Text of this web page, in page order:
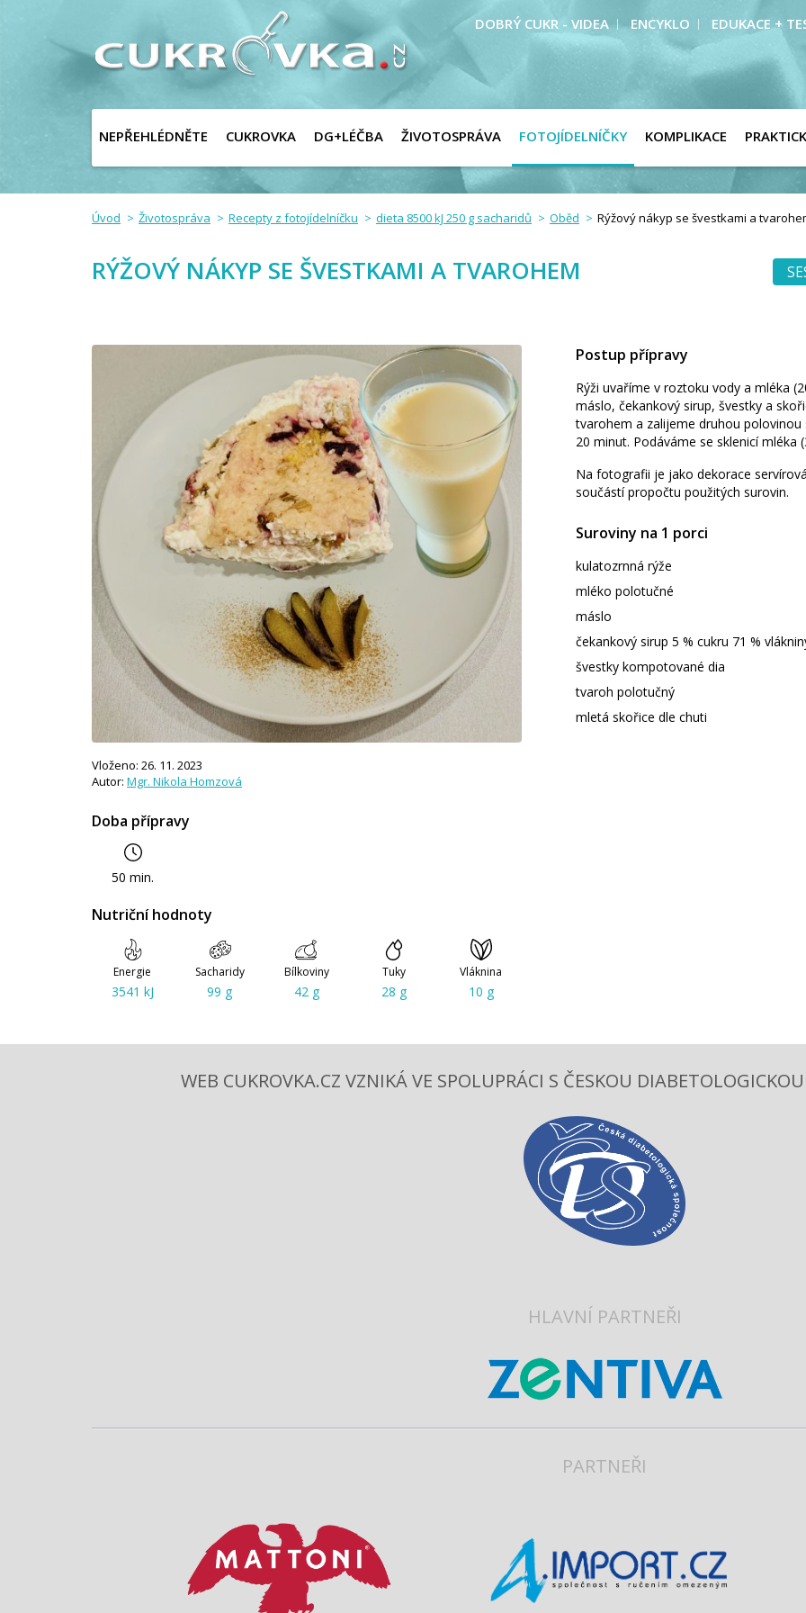
DOBRÝ CUKR - VIDEA ENCYKLO EDUKACE +
NEPŘEHLÉDNĚTE CUKROVKA DG+LÉČBA ŽIVOTOSPRÁVA FOTOJÍDELNÍČKY KOMPLIKACE
Úvod Životospráva Recepty z fotojídelníčku dieta 8500 kJ 250 g sacharidů Oběd Rýžový nákyp se švestkami a
RÝŽOVÝ NÁKYP SE ŠVESTKAMI A TVAROHEM
Doba přípravy
50 min.
Vloženo: 26. 11. 2023
Autor: Mgr. Nikola Homzová
Nutriční hodnoty
Energie
3541 kJ
Sacharidy
99 g
Bílkoviny
42 g
Tuky
28 g
Vláknina
10 g
Postup přípravy
Rýži uvaříme v roztoku vody a mléka
máslo, čekankový sirup, švestky a
tvarohem a zalijeme druhou polovinou
20 minut. Podáváme se sklenicí mléka
Na fotografii je jako dekorace
součástí propočtu použitých surovin.
Suroviny na 1 porci
kulatozrnná rýže
mléko polotučné
máslo
čekankový sirup 5 % cukru 71 %
švestky kompotované dia
tvaroh polotučný
mletá skořice dle chuti
WEB CUKROVKA.CZ VZNIKÁ VE SPOLUPRÁCI S ČESKOU
HLAVNÍ PARTNEŘI
PARTNEŘI